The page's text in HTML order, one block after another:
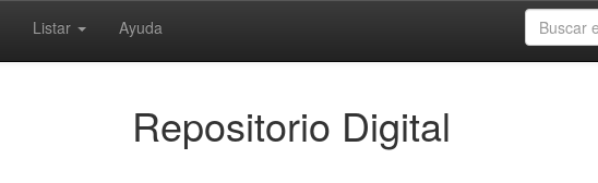
Listar Ayuda
Repositorio Digital